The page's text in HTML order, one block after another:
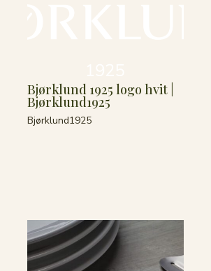
Bjørklund 1925 logo hvit |
Bjørklund1925
Bjørklund1925